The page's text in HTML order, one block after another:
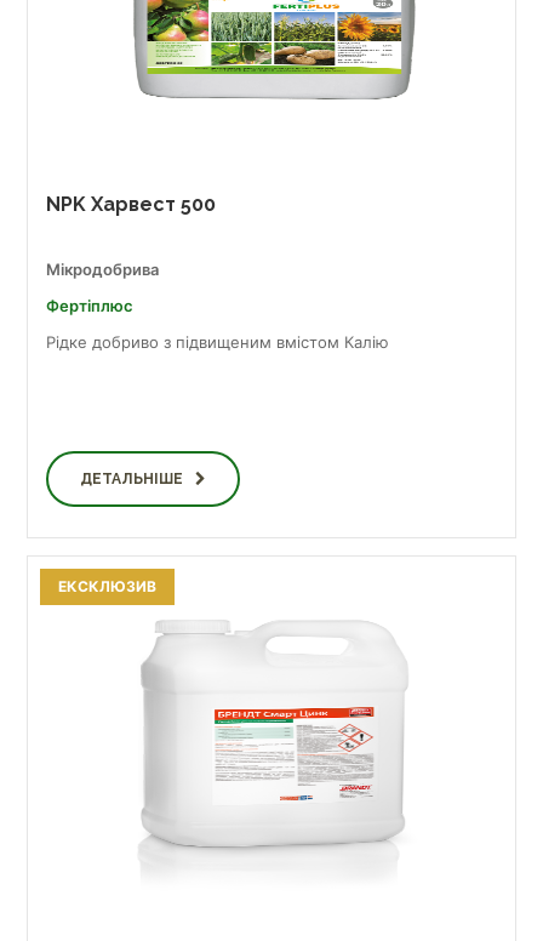
NPK Харвест 500
Мікродобрива
Фертіплюс
Рідке добриво з підвищеним вмістом Калію
ДЕТАЛЬНІШЕ
ЕКСКЛЮЗИВ